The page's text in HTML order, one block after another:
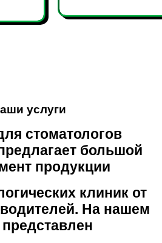
услуги
стоматологов
большой
продукции
клиник от
На нашем
представлен